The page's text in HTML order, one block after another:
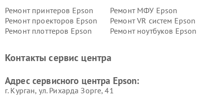
Ремонт принтеров Epson
Ремонт МФУ Epson
Ремонт проекторов Epson
Ремонт VR систем Epson
Ремонт плоттеров Epson
Ремонт ноутбуков Epson
Контакты сервис центра
Адрес сервисного центра Epson:
г. Курган, ул. Рихарда Зорге, 41